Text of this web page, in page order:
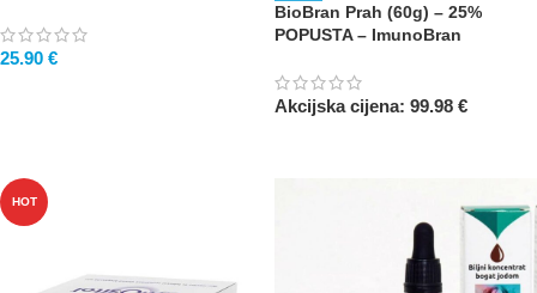
25.90 €
BioBran Prah (60g) – 25%
POPUSTA – ImunoBran
Akcijska cijena: 99.98 €
HOT